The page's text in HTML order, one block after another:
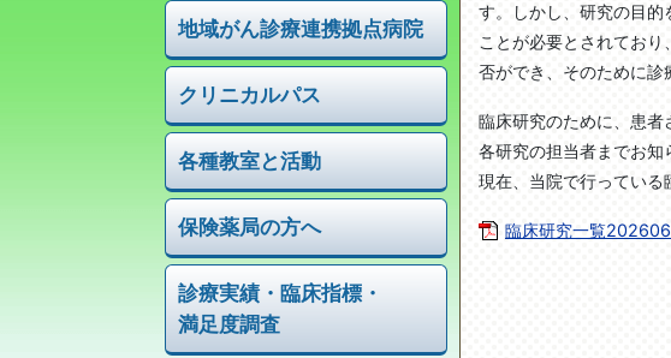
地域がん診療連携拠点病院
クリニカルパス
各種教室と活動
保険薬局の方へ
診療実績・ 臨床指標・
満足度調査
す。しかし、研究の目的
ことが必要とされてお
否ができ、そのために診
臨床研究のために、患
各研究の担当者までお知
現在、当院で行っている
臨床研究一覧